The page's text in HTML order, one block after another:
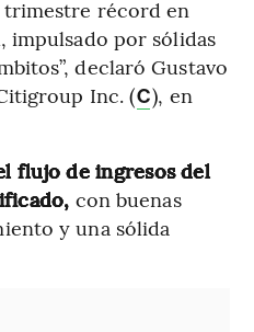
trimestre récord en
impulsado por sólidas
declaró Gustavo
Inc. (C), en
flujo de ingresos del
con buenas
y una sólida